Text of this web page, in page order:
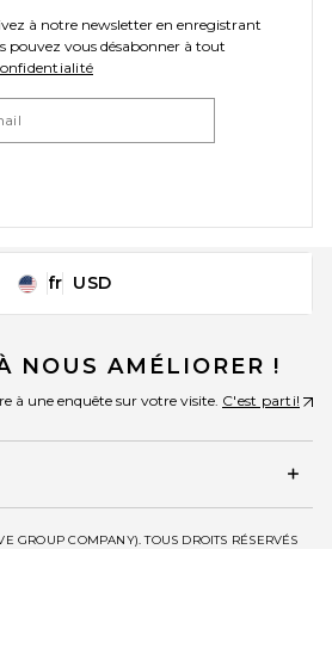
à notre newsletter en enregistrant
pouvez vous désabonner à tout
Change Country Regions
fr USD
NOUS AMÉLIORER !
à une enquête sur votre visite. C'est parti!
GROUP COMPANY). TOUS DROITS RÉSERVÉS